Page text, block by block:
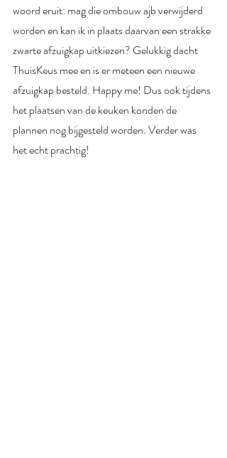
woord eruit: mag die ombouw ajb verwijderd
worden en kan ik in plaats daarvan een strakke
zwarte afzuigkap uitkiezen? Gelukkig dacht
ThuisKeus mee en is er meteen een nieuwe
afzuigkap besteld. Happy me! Dus ook tijdens
het plaatsen van de keuken konden de
plannen nog bijgesteld worden. Verder was
het echt prachtig!